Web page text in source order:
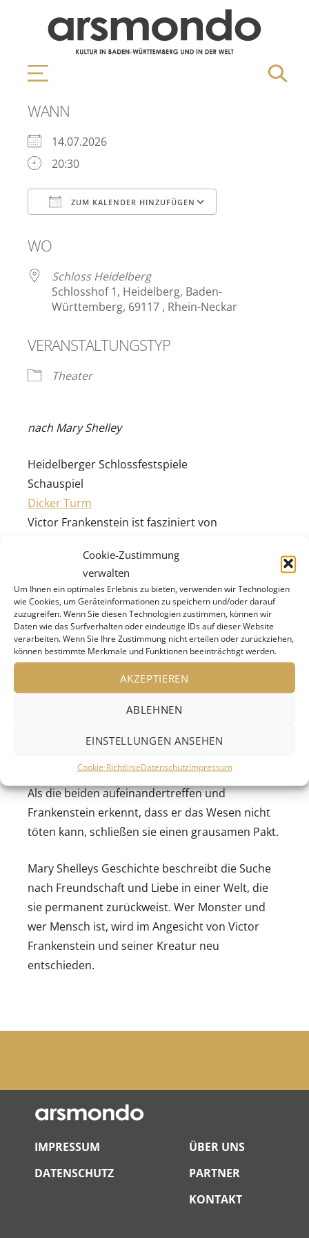
Cookie-Zustimmung
verwalten
Um Ihnen ein optimales Erlebnis zu bieten, verwenden wir Technologien
wie Cookies, um Geräteinformationen zu speichern und/oder darauf
zuzugreifen. Wenn Sie diesen Technologien zustimmen, können wir
Daten wie das Surfverhalten oder eindeutige IDs auf dieser Website
verarbeiten. Wenn Sie Ihre Zustimmung nicht erteilen oder zurückziehen,
können bestimmte Merkmale und Funktionen beeinträchtigt werden.
AKZEPTIEREN
ABLEHNEN
EINSTELLUNGEN ANSEHEN
Cookie-RichtlinieDatenschutzImpressum
WANN
14.07.2026
20:30
ZUM KALENDER HINZUFÜGEN
WO
Schloss Heidelberg
Schlosshof 1, Heidelberg, Baden-
Württemberg, 69117 , Rhein-Neckar
VERANSTALTUNGSTYP
Theater
nach Mary Shelley
Heidelberger Schlossfestspiele
Schauspiel
Dicker Turm
Victor Frankenstein ist fasziniert von
medizinischen Experiment will er die letzten
Geheimnisse der Schöpfung lüften. Aus
Leichenteilen näht er ein künstliches Wesen
zusammen, das er zum Leben erweckt.
Erschrocken über das Ergebnis, stößt er es von
sich und ergreift die Flucht. Das Wesen, dessen
Verletzlichkeit nicht mit seiner groben Gestalt
übereinstimmt, versucht sich in der fremden
und abweisenden Welt zurechtzufinden. Doch
immer wieder erfährt es Ausgrenzung und Hass.
begibt sich auf die Suche nach ihrem Schöpfer.
Als die beiden aufeinandertreffen und
Frankenstein erkennt, dass er das Wesen nicht
töten kann, schließen sie einen grausamen Pakt.
Mary Shelleys Geschichte beschreibt die Suche
nach Freundschaft und Liebe in einer Welt, die
sie permanent zurückweist. Wer Monster und
wer Mensch ist, wird im Angesicht von Victor
Frankenstein und seiner Kreatur neu
entschieden.
IMPRESSUM
DATENSCHUTZ
ÜBER UNS
PARTNER
KONTAKT